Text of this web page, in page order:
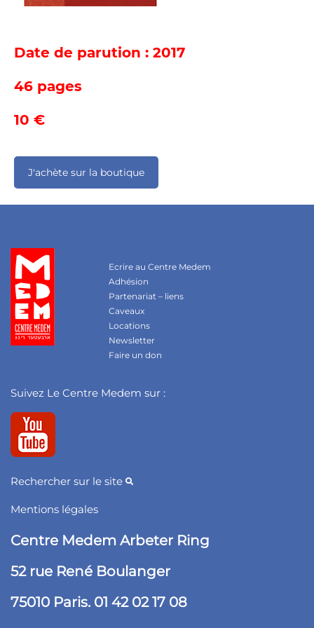
Date de parution : 2017
46 pages
10 €
J'achète sur la boutique
Ecrire au Centre Medem
Adhésion
Partenariat – liens
Caveaux
Locations
Newsletter
Faire un don
Suivez Le Centre Medem sur :
Rechercher sur le site
Mentions légales
Centre Medem Arbeter Ring
52 rue René Boulanger
75010 Paris. 01 42 02 17 08